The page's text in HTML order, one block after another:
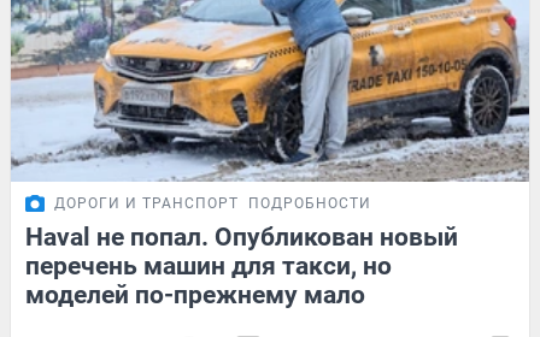
ДОРОГИ И ТРАНСПОРТ ПОДРОБНОСТИ
Haval не попал. Опубликован новый
перечень машин для такси, но
моделей по-прежнему мало